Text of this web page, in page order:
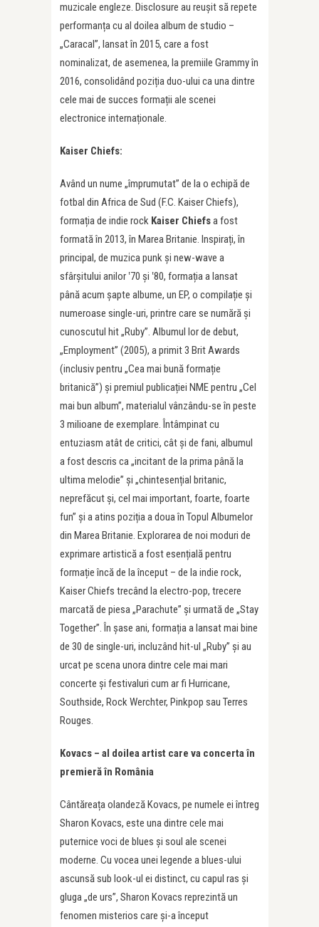
muzicale engleze. Disclosure au reușit să repete
performanța cu al doilea album de studio –
„Caracal”, lansat în 2015, care a fost
nominalizat, de asemenea, la premiile Grammy în
2016, consolidând poziția duo-ului ca una dintre
cele mai de succes formații ale scenei
electronice internaționale.
Kaiser Chiefs:
Având un nume „împrumutat” de la o echipă de
fotbal din Africa de Sud (F.C. Kaiser Chiefs),
formația de indie rock Kaiser Chiefsa fost
formată în 2013, în Marea Britanie. Inspirați, în
principal, de muzica punk și new-wave a
sfârșitului anilor ‛70 și ‛80, formația a lansat
până acum șapte albume, un EP, o compilație și
numeroase single-uri, printre care se numără și
cunoscutul hit „Ruby”. Albumul lor de debut,
„Employment” (2005), a primit 3 Brit Awards
(inclusiv pentru „Cea mai bună formație
britanică”) și premiul publicației NME pentru „Cel
mai bun album”, materialul vânzându-se în peste
3 milioane de exemplare. Întâmpinat cu
entuziasm atât de critici, cât și de fani, albumul
a fost descris ca „incitant de la prima până la
ultima melodie” și „chintesențial britanic,
neprefăcut și, cel mai important, foarte, foarte
fun” și a atins poziția a doua în Topul Albumelor
din Marea Britanie. Explorarea de noi moduri de
exprimare artistică a fost esențială pentru
formație încă de la început – de la indie rock,
Kaiser Chiefs trecând la electro-pop, trecere
marcată de piesa „Parachute” și urmată de „Stay
Together”. În șase ani, formația a lansat mai bine
de 30 de single-uri, incluzând hit-ul „Ruby” și au
urcat pe scena unora dintre cele mai mari
concerte și festivaluri cum ar fi Hurricane,
Southside, Rock Werchter, Pinkpop sau Terres
Rouges.
Kovacs – al doilea artist care va concerta în
premieră în România
Cântăreața olandeză Kovacs, pe numele ei întreg
Sharon Kovacs, este una dintre cele mai
puternice voci de blues și soul ale scenei
moderne. Cu vocea unei legende a blues-ului
ascunsă sub look-ul ei distinct, cu capul ras și
gluga „de urs”, Sharon Kovacs reprezintă un
fenomen misterios care și-a început